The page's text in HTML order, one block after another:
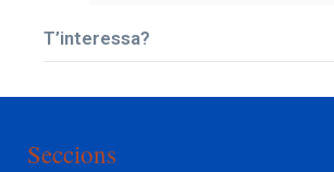
T’interessa?
Seccions